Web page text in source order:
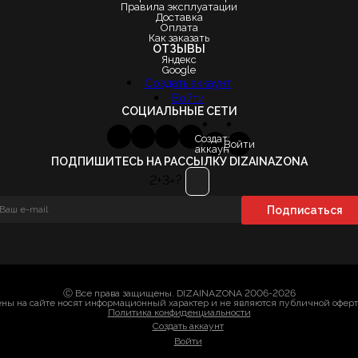
Правила эксплуатации
Доставка
Оплата
Как заказать
ОТЗЫВЫ
Яндекс
Google
Создать аккаунт
Войти
СОЦИАЛЬНЫЕ СЕТИ
Создать
аккаунтВойти
ПОДПИШИТЕСЬ НА РАССЫЛКУ DIZAINAZONA
2+3=?
Ⓒ Все права защищены. DIZAINAZONA 2006-2026
на сайте носят информационный характер и не являются публичной
Политика конфиденциальности
Создать аккаунт
Войти